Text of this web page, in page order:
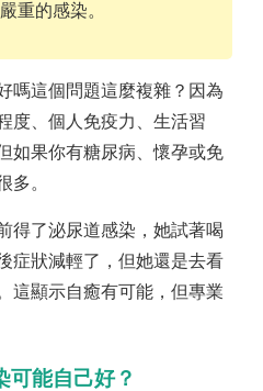
重的感染。
嗎這個問題這麼複雜？因為
度、個人免疫力、生活習
如果你有糖尿病、懷孕或免
多。
得了泌尿道感染，她試著喝
症狀減輕了，但她還是去看
這顯示自癒有可能，但專業
可能自己好？